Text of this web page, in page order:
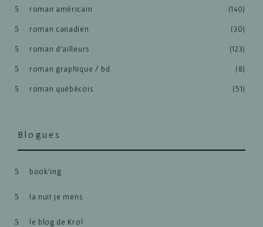
roman américain (140)
roman canadien (30)
roman d'ailleurs (123)
roman graphique / bd (8)
roman québécois (51)
Blogues
book’ing
la nuit je mens
le blog de Krol